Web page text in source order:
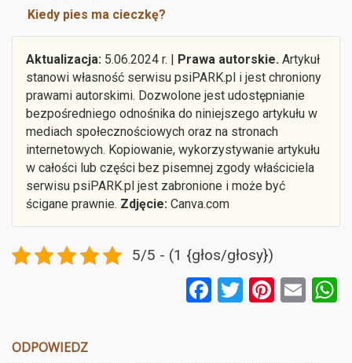
Kiedy pies ma cieczkę?
Aktualizacja: 5.06.2024 r. | Prawa autorskie. Artykuł
stanowi własność serwisu psiPARK.pl i jest chroniony
prawami autorskimi. Dozwolone jest udostępnianie
bezpośredniego odnośnika do niniejszego artykułu w
mediach społecznościowych oraz na stronach
internetowych. Kopiowanie, wykorzystywanie artykułu
w całości lub części bez pisemnej zgody właściciela
serwisu psiPARK.pl jest zabronione i może być
ścigane prawnie. Zdjęcie: Canva.com
5/5 - (1 {głos/głosy})
F T Pi E
ODPOWIEDZ